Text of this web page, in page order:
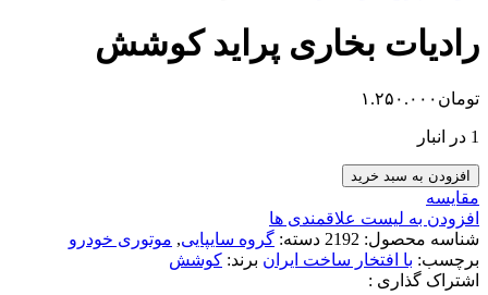
رادیات بخاری پراید کوشش
تومان ۱.۲۵۰.۰۰۰
1 در انبار
رادیات
بخاری
پراید
کوشش
عدد
افزودن به سبد خرید
مقایسه
افزودن به لیست علاقمندی ها
شناسه محصول: 2192 دسته: گروه سایپایی, موتوری خودرو
برچسب: با افتخار ساخت ایران برند: کوشش
اشتراک گذاری :